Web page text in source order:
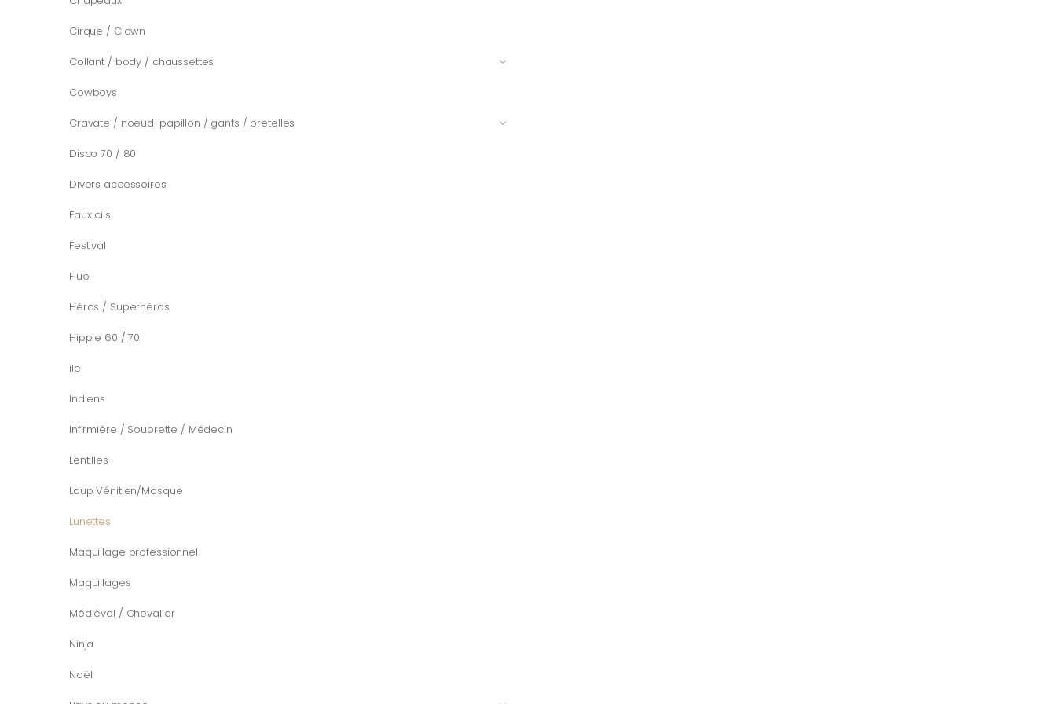
Cirque / Clown
Collant / body / chaussettes
Cowboys
Cravate / noeud-papillon / gants / bretelles
Disco 70 / 80
Divers accessoires
Faux cils
Festival
Fluo
Héros / Superhéros
Hippie 60 / 70
île
Indiens
Infirmière / Soubrette / Médecin
Lentilles
Loup Vénitien/Masque
Lunettes
Maquillage professionnel
Maquillages
Médiéval / Chevalier
Ninja
Noël